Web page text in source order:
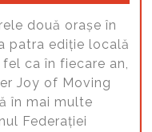
două orașe în
patra ediție locală
ca în fiecare an,
Joy of Moving
în mai multe
Federației